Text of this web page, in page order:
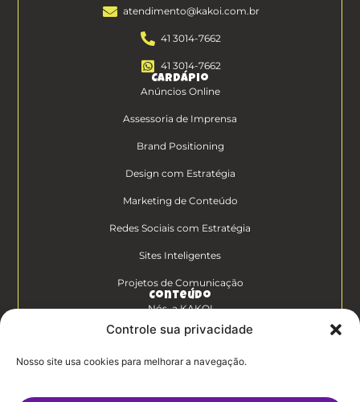
Controle sua privacidade
Nosso site usa cookies para melhorar a navegação.
atendimento@kakoi.com.br
41 3014-7662
41 3014-7662
Cardápio
Anúncios Online
Assessoria de Imprensa
Brand Positioning
Design com Estratégia
Marketing de Conteúdo
Redes Sociais com Estratégia
Sites Inteligentes
Projetos de Comunicação
Conteúdo
Nós, a KAKOI
Diferenciais Clientes KAKOI
KAKOICast